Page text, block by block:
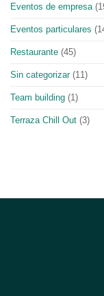
Eventos de empresa
Eventos particulares
Restaurante (45)
Sin categorizar(11)
Team building (1)
Terraza Chill Out (3)